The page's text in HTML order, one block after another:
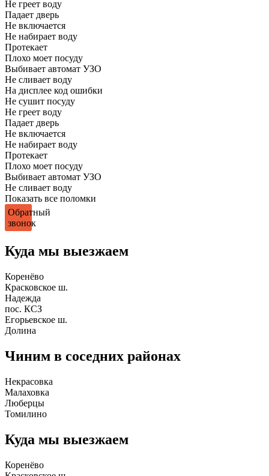
Не греет воду
Падает дверь
Не включается
Не набирает воду
Протекает
Плохо моет посуду
Выбивает автомат УЗО
Не сливает воду
На дисплее код ошибки
Не сушит посуду
Не греет воду
Падает дверь
Не включается
Не набирает воду
Протекает
Плохо моет посуду
Выбивает автомат УЗО
Не сливает воду
Показать все поломки
Обратный
звонок
Куда мы выезжаем
Коренёво
Красковское ш.
Надежда
пос. КСЗ
Егорьевское ш.
Долина
Чиним в соседних районах
Некрасовка
Малаховка
Люберцы
Томилино
Куда мы выезжаем
Коренёво